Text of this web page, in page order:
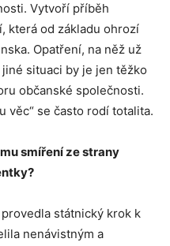
Vytvoří příběh
která od základu ohrozí
Opatření, na něž už
situaci by je jen těžko
občanské společnosti.
věc“ se často rodí totalita.
smíření ze strany
státnický krok k
nenávistným a